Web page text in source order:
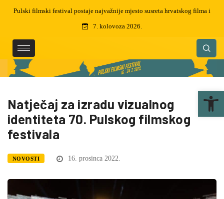
hrvatskog filma i
Preminuo je Martin Semenčić, filmski montažer i
7. kolovoza 2026.
Natječaj za izradu vizualnog
identiteta 70. Pulskog filmskog
festivala
NOVOSTI 16. prosinca 2022.